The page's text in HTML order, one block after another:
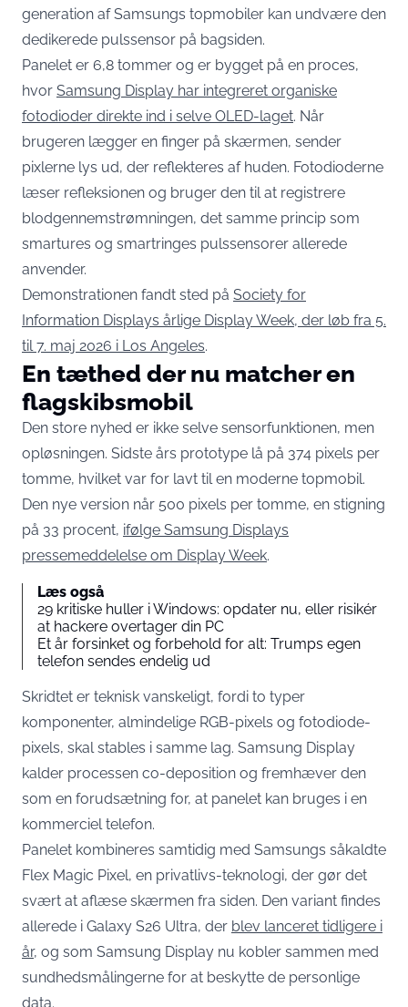
generation af Samsungs topmobiler kan undvære den
dedikerede pulssensor på bagsiden.
Panelet er 6,8 tommer og er bygget på en proces,
hvor Samsung Display har integreret organiske
fotodioder direkte ind i selve OLED-laget. Når
brugeren lægger en finger på skærmen, sender
pixlerne lys ud, der reflekteres af huden. Fotodioderne
læser refleksionen og bruger den til at registrere
blodgennemstrømningen, det samme princip som
smartures og smartringes pulssensorer allerede
anvender.
Demonstrationen fandt sted på Society for
Information Displays årlige Display Week, der løb fra 5.
til 7. maj 2026 i Los Angeles.
En tæthed der nu matcher en
flagskibsmobil
Den store nyhed er ikke selve sensorfunktionen, men
opløsningen. Sidste års prototype lå på 374 pixels per
tomme, hvilket var for lavt til en moderne topmobil.
Den nye version når 500 pixels per tomme, en stigning
på 33 procent, ifølge Samsung Displays
pressemeddelelse om Display Week.
Læs også
29 kritiske huller i Windows: opdater nu, eller risikér
at hackere overtager din PC
Et år forsinket og forbehold for alt: Trumps egen
telefon sendes endelig ud
Skridtet er teknisk vanskeligt, fordi to typer
komponenter, almindelige RGB-pixels og fotodiode-
pixels, skal stables i samme lag. Samsung Display
kalder processen co-deposition og fremhæver den
som en forudsætning for, at panelet kan bruges i en
kommerciel telefon.
Panelet kombineres samtidig med Samsungs såkaldte
Flex Magic Pixel, en privatlivs-teknologi, der gør det
svært at aflæse skærmen fra siden. Den variant findes
allerede i Galaxy S26 Ultra, der blev lanceret tidligere i
år, og som Samsung Display nu kobler sammen med
sundhedsmålingerne for at beskytte de personlige
data.